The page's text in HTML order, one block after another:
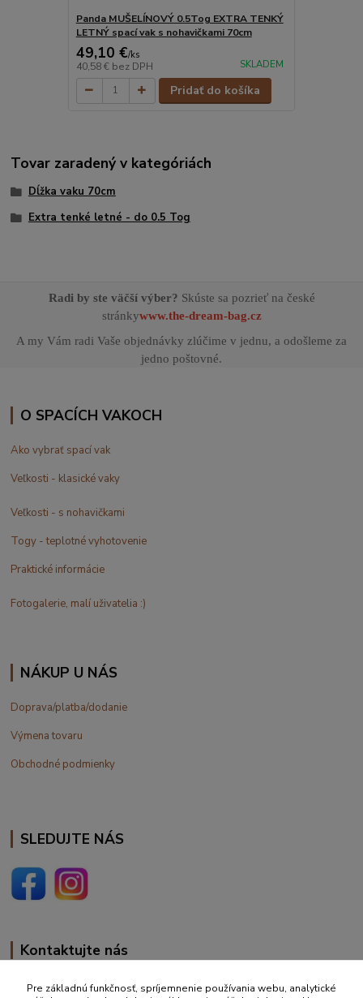
Panda MUŠELÍNOVÝ 0.5Tog EXTRA TENKÝ
LETNÝ spací vak s nohavičkami 70cm
49,10 €/ks
40,58 € bez DPH SKLADEM
Pridať do košíka
Tovar zaradený v kategóriách
Dĺžka vaku 70cm
Extra tenké letné - do 0.5 Tog
Radi by ste väčší výber? Skúste sa pozrieť na české
stránkywww.the-dream-bag.cz
A my Vám radi Vaše objednávky zlúčime v jednu, a odošleme za
jedno poštovné.
O SPACÍCH VAKOCH
Ako vybrať spací vak
Veľkosti - klasické vaky
Veľkosti - s nohavičkami
Togy - teplotné vyhotovenie
Praktické informácie
Fotogalerie, malí uživatelia :)
NÁKUP U NÁS
Doprava/platba/dodanie
Výmena tovaru
Obchodné podmienky
SLEDUJTE NÁS
Kontaktujte nás
+420 777 610 855
Pre základnú funkčnosť, spríjemnenie používania webu, analytické